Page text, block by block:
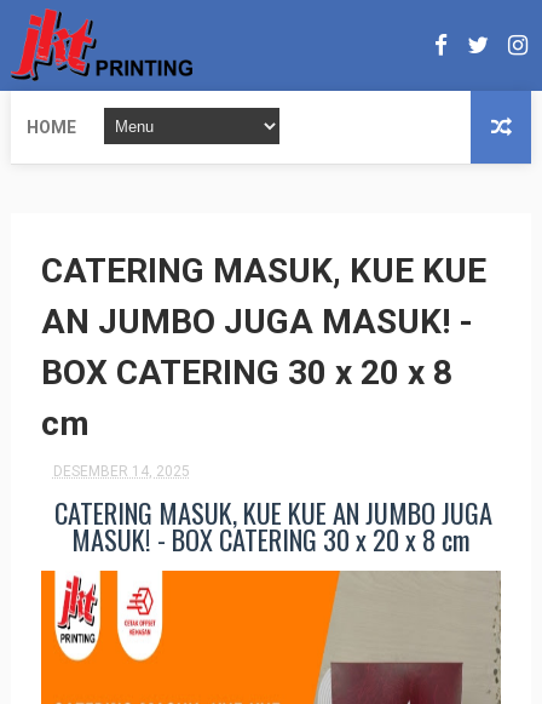
HOME
CATERING MASUK, KUE KUE
AN JUMBO JUGA MASUK! -
BOX CATERING 30 x 20 x 8
cm
DESEMBER 14, 2025
CATERING MASUK, KUE KUE AN JUMBO JUGA
MASUK! - BOX CATERING 30 x 20 x 8 cm